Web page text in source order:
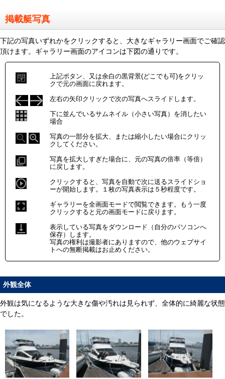
掲載艇写真
下記の写真いずれかをクリックすると、大きなギャラリー画面でご確認
頂けます。ギャラリー画面のアイコンは下図の通りです。
上記ボタン、又は余白の黒背景(どこでも可)をクリッ
クで元の画面に戻れます。
左右の矢印クリックで次の写真へスライドします。
下に並んでいるサムネイル（小さい写真）を消したい
場合
写真の一部分を拡大、または縮小したい場合にクリッ
クしてください。
写真を拡大しすぎた場合に、元の写真の倍率（等倍）
に戻します。
クリックすると、写真を自動で次に送るスライドショ
ーが開始します。１枚の写真表示は５秒程度です。
ギャラリーを全画面モードで閲覧できます。もう一度
クリックすると元の画面モードに戻ります。
表示している写真をダウンロード（自分のパソコンへ
保存）します。
写真の権利は撮影者にありますので、他のウェブサイ
トへの無断掲載はお止めください。
外観全体
外観は気になるような大きな傷や汚れは見られず、全体的に綺麗な状態
でした。